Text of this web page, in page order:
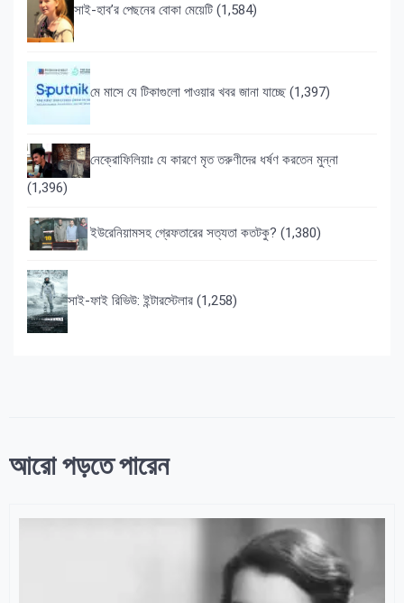
সাই-হাব’র পেছনের বোকা মেয়েটি (1,584)
মে মাসে যে টিকাগুলো পাওয়ার খবর জানা যাচ্ছে (1,397)
নেক্রোফিলিয়াঃ যে কারণে মৃত তরুণীদের ধর্ষণ করতেন মুন্না
(1,396)
ইউরেনিয়ামসহ গ্রেফতারের সত্যতা কতটকু? (1,380)
সাই-ফাই রিভিউ: ইন্টারস্টেলার (1,258)
আরো পড়তে পারেন